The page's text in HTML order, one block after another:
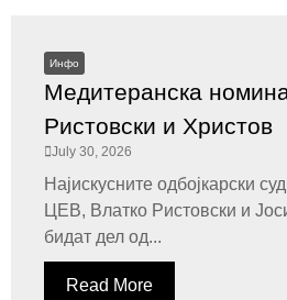
Инфо
Медитеранска
Ристовски и Христов
July 30, 2026
Најискусните одбојкарски
ЦЕВ, Влатко Ристовски и
бидат дел од...
Read More